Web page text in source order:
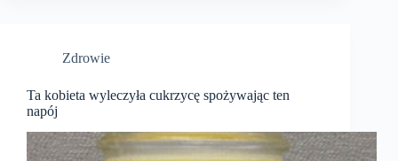
Zdrowie
Ta kobieta wyleczyła cukrzycę spożywając ten
napój